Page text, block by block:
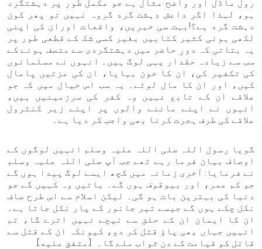
رول ماڈل اور واضح مثال ہے جو مکمل طور پر دہشتگرد
ہو، لہذا اگر داعش دہشت گرد گروہ نہیں تو پھر کون
دہشت گرد ہے؟!بہت سی خبریں، واقعات اوران کی اپنی
لکھی ہوئی کثیر کتابیں بغیر کسی شک کے قطعی طور پر
یہ بتاتی کہ دورِ حاضر میں دہشتگردی سے متصف ہونے کے
سب سے زیادہ حقدار یہی لوگ ہیں۔ انہوں نے مسلمانوں
کی تکفیر کی، ان کا خون بہایا، ان کی عزتیں پامال
کیں، اور ان کا مال لوٹے۔ یہ سب اس خیال میں کہ جو
علاقے ان کے تابع نہیں وہ کفر کی سرزمینیں ہیں،
انہوں نے اپنے ماننے والوں پر اپنے زیر کنٹرول
علاقے کی طرف ہجرت کرنا بھی واجب کر دیا ہے۔
گویا رسول اللہ صلی اللہ علیہ وسلم انہیں لوگوں کے
اوصاف بیان فرما رہے تھے جب آپ صلی اللہ علیہ وسلم
نے فرمایا: آخری زمانہ میں کچھ ایسے لوگ پیدا ہوں گے
جو کم عمر، اور بیوقوف ہوں گے۔ باتیں وہ کہیں گے جو
دنیا کی بہترین بات ہو گی۔ لیکن اسلام سے اس طرح صاف
نکل چکے ہوں گے جیسے تیر جانور کے پار نکل جاتا ہے۔
ان کا ایمان ان کے حلق سے نیچے نہیں اترے گا، تم
انہیں جہاں بھی پاؤ قتل کر دو، کیونکہ ان کے قتل سے
قاتل کو قیامت کے دن ثواب ملے گا۔ [متفق عليه].